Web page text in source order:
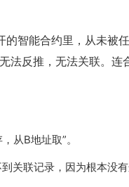
智能合约里，从未被
反推，无法关联。连
从B地址取”。
关联记录，因为根本没有